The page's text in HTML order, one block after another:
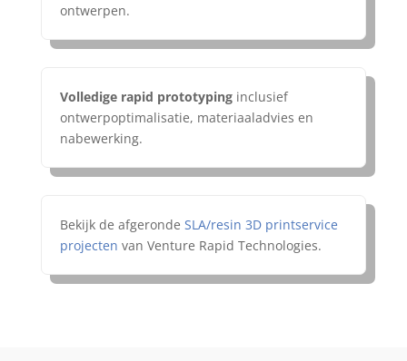
ontwerpen.
Volledige rapid prototypinginclusief
ontwerpoptimalisatie, materiaaladvies en
nabewerking.
Bekijk de afgeronde SLA/resin 3D printservice
projecten van Venture Rapid Technologies.